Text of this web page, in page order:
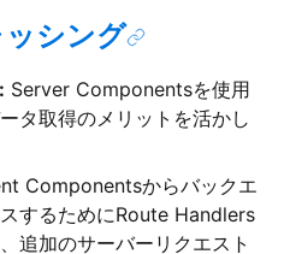
シング
: Server Componentsを使用
タ取得のメリットを活かし
Componentsからバックエ
するためにRoute Handlers
追加のサーバーリクエスト